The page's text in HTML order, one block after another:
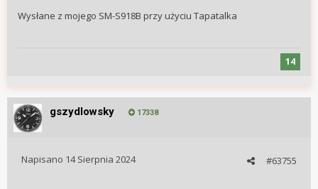
Wysłane z mojego SM-S918B przy użyciu Tapatalka
14
gszydlowsky 17338
#63755
Napisano 14 Sierpnia 2024